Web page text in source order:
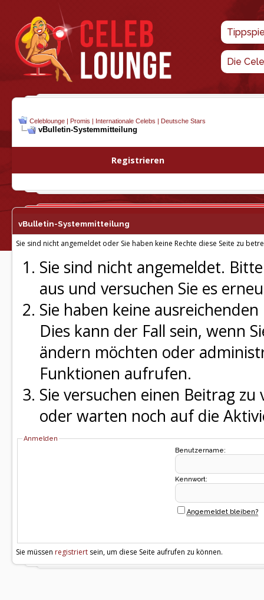
Die
Celeblounge | Promis | Internationale Celebs | Deutsche Stars
vBulletin-Systemmitteilung
Registrieren
vBulletin-Systemmitteilung
Sie sind nicht angemeldet oder Sie haben keine Rechte diese Seite zu
Sie sind nicht angemeldet.
aus und versuchen Sie es
Sie haben keine
Dies kann der Fall sein, wenn
ändern möchten oder
Funktionen aufrufen.
Sie versuchen einen Beitrag
oder warten noch auf die
Anmelden
Benutzername:
Kennwort:
Angemeldet bleiben?
Sie müssen registriert sein, um diese Seite aufrufen zu können.